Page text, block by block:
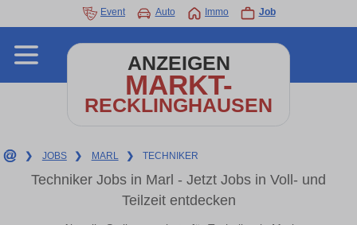
Event Auto Immo Job
ANZEIGEN
MARKT-
RECKLINGHAUSEN
❯ JOBS ❯ MARL ❯ TECHNIKER
Techniker Jobs in Marl - Jetzt Jobs in Voll- und
Teilzeit entdecken